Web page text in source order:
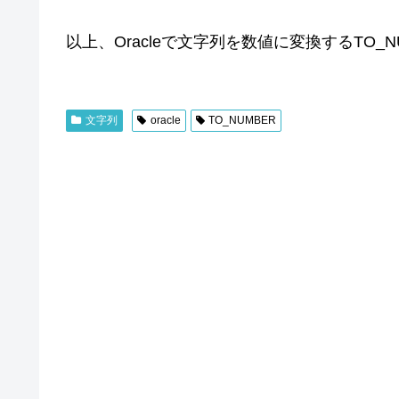
以上、Oracleで文字列を数値に変換する
文字列 oracle TO_NUMBER